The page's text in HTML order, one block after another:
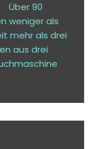
Über 90
weniger als
mehr als drei
aus drei